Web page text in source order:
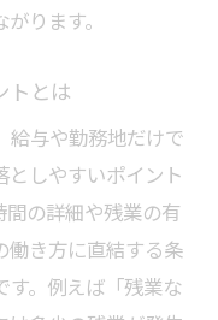
ります。
トとは
給与や勤務地だけで
しやすいポイント
の詳細や残業の有
働き方に直結する条
す。例えば「残業な